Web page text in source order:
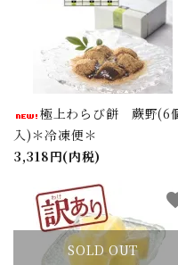
極上わらび餅 蕨野(6
入)＊冷凍便＊
3,318円(内税)
SOLD OUT